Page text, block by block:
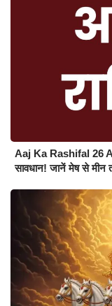
Aaj Ka Rashifal 26
सावधान! जानें मेष से मीन